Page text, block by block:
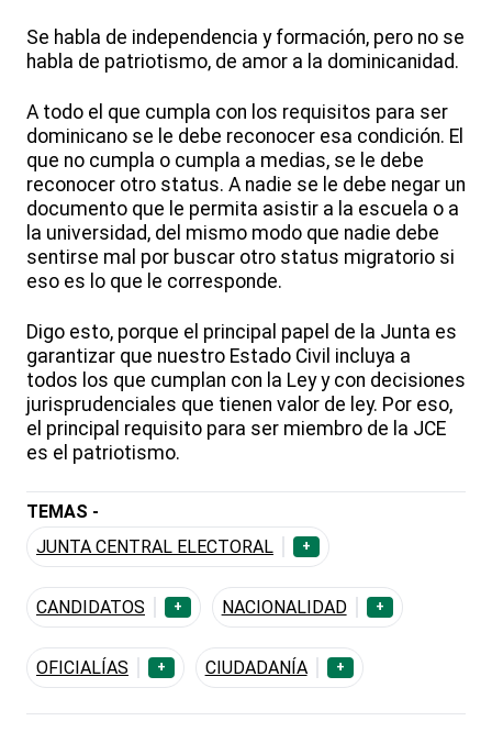
Se habla de independencia y formación, pero no se
habla de patriotismo, de amor a la dominicanidad.
A todo el que cumpla con los requisitos para ser
dominicano se le debe reconocer esa condición. El
que no cumpla o cumpla a medias, se le debe
reconocer otro status. A nadie se le debe negar un
documento que le permita asistir a la escuela o a
la universidad, del mismo modo que nadie debe
sentirse mal por buscar otro status migratorio si
eso es lo que le corresponde.
Digo esto, porque el principal papel de la Junta es
garantizar que nuestro Estado Civil incluya a
todos los que cumplan con la Ley y con decisiones
jurisprudenciales que tienen valor de ley. Por eso,
el principal requisito para ser miembro de la JCE
es el patriotismo.
TEMAS -
JUNTA CENTRAL ELECTORAL
+
CANDIDATOS + NACIONALIDAD +
OFICIALÍAS + CIUDADANÍA +